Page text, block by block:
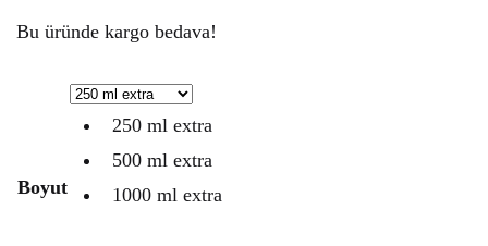
Bu üründe kargo bedava!
Boyut
250 ml extra
500 ml extra
1000 ml extra